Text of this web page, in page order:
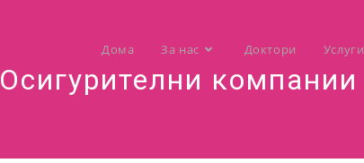
Дома За нас Доктори Услуги
Осигурителни компании